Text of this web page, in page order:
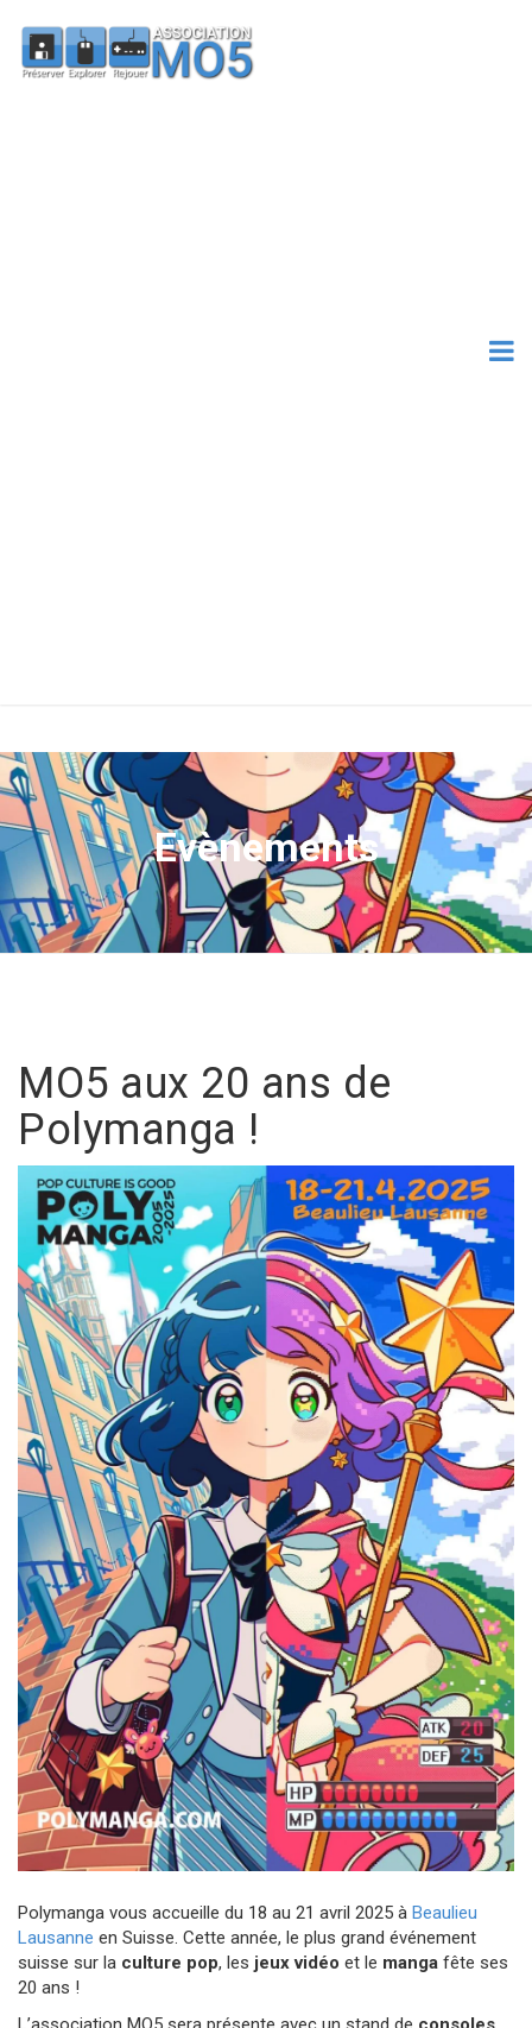
Evènements
MO5 aux 20 ans de
Polymanga !
Polymanga vous accueille du 18 au 21 avril 2025 à Beaulieu
Lausanne en Suisse. Cette année, le plus grand événement
suisse sur la culture pop, les jeux vidéo et le manga fête ses
20 ans !